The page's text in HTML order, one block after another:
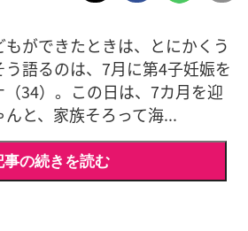
もができたときは、とにかくう
語るのは、7月に第4子妊娠を
34）。この日は、7カ月を迎
と、家族そろって海...
事の続きを読む